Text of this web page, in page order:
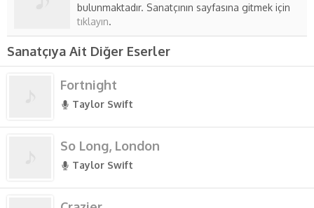
bulunmaktadır. Sanatçının sayfasına gitmek için
tıklayın.
Sanatçıya Ait Diğer Eserler
Fortnight
Taylor Swift
So Long, London
Taylor Swift